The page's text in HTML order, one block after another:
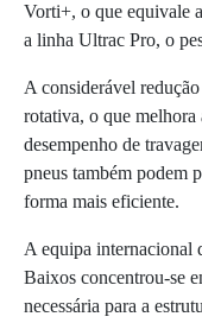
Vorti+, o que equivale
a linha Ultrac Pro, o
A considerável
rotativa, o que melhora
desempenho de
pneus também podem
forma mais eficiente.
A equipa internacional
Baixos concentrou-se
necessária para a